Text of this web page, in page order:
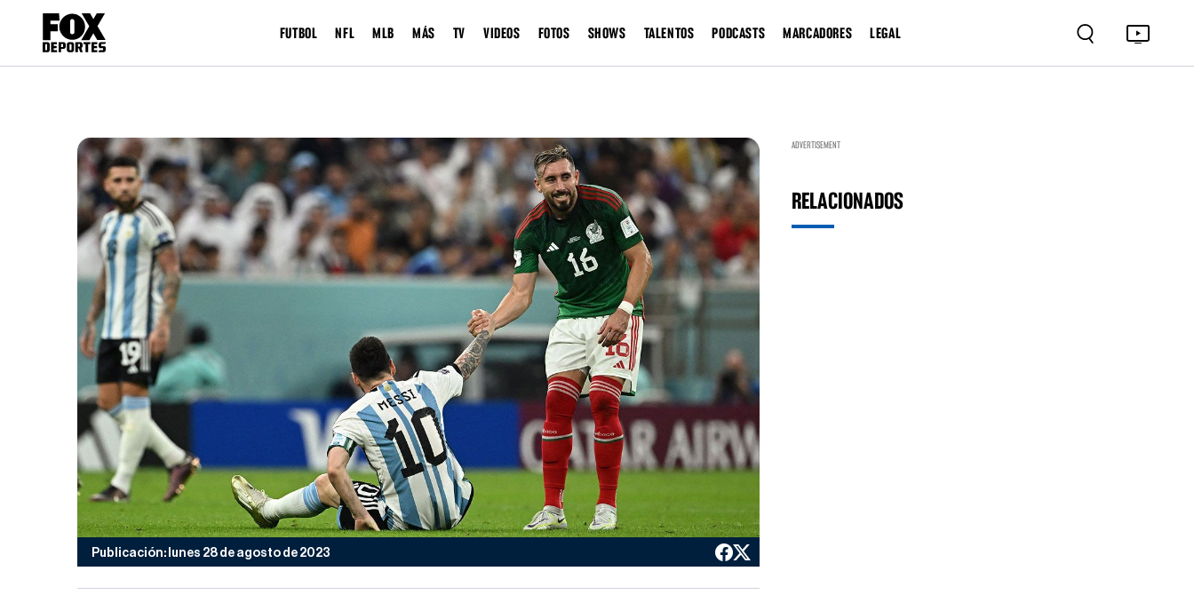
FUTBOL NFL MLB MÁS TV VIDEOS FOTOS SHOWS TALENTOS PODCASTS MARCADORES LEGAL
Publicación: lunes 28 de agosto de 2023
ADVERTISEMENT
RELACIONADOS